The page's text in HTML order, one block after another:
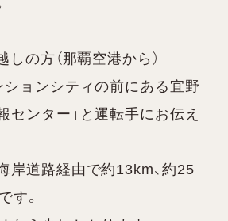
の方（那覇空港から）
ションシティの前にある宜野
センター」と運転手にお伝え
岸道路経由で約13km、約25
す。